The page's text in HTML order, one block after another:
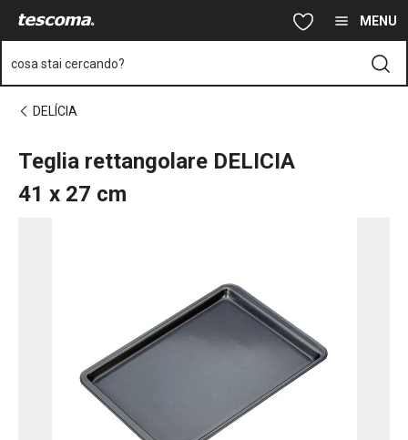
Vai al contenuto principale MENU
cosa stai cercando?
DELÍCIA
Teglia rettangolare DELICIA
41 x 27 cm